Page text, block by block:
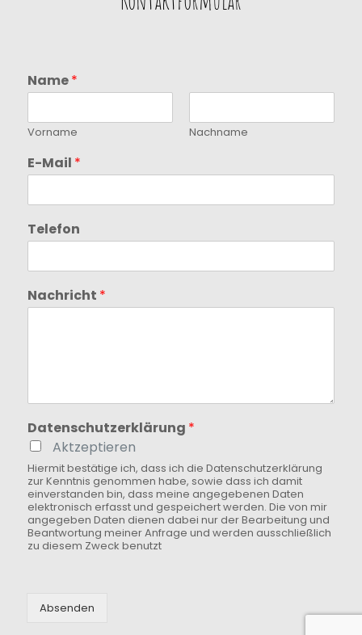
Name*
Vorname Nachname
E-Mail *
Telefon
Nachricht *
Datenschutzerklärung *
Aktzeptieren
Hiermit bestätige ich, dass ich die Datenschutzerklärung
zur Kenntnis genommen habe, sowie dass ich damit
einverstanden bin, dass meine angegebenen Daten
elektronisch erfasst und gespeichert werden. Die von mir
angegeben Daten dienen dabei nur der Bearbeitung und
Beantwortung meiner Anfrage und werden ausschließlich
zu diesem Zweck benutzt
Absenden